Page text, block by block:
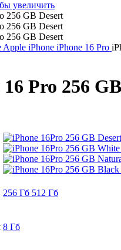
увеличить
Apple iPhone iPhone 16 Pro
Pro 256
256 Гб 512 Гб
8 Гб